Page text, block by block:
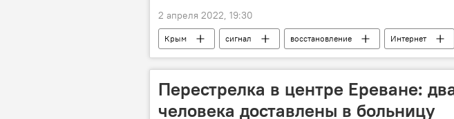
2 апреля 2022, 19:30
Крым сигнал восстановление Интернет
Перестрелка в центре Ереване:
человека доставлены в больницу